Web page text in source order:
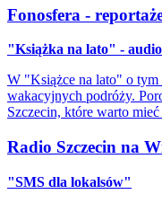
Fonosfera -
"Książka na lato" -
W "Książce na lato" o tym
wakacyjnych podróży.
Szczecin, które warto
Radio Szczecin na
"SMS dla lokalsów"